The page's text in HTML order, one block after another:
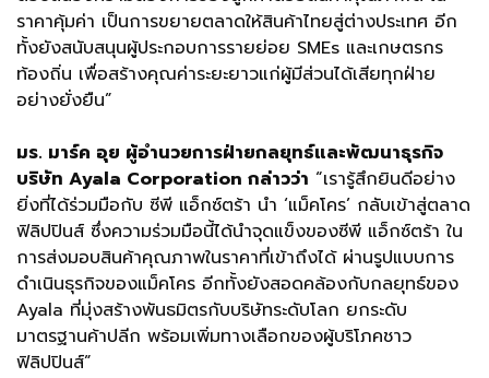
ราคาคุ้มค่า เป็นการขยายตลาดให้สินค้าไทยสู่ต่างประเทศ อีก
ทั้งยังสนับสนุนผู้ประกอบการรายย่อย SMEs และเกษตรกร
ท้องถิ่น เพื่อสร้างคุณค่าระยะยาวแก่ผู้มีส่วนได้เสียทุกฝ่าย
อย่างยั่งยืน”
มร. มาร์ค อุย ผู้อำนวยการฝ่ายกลยุทธ์และพัฒนาธุรกิจ
บริษัท Ayala Corporation กล่าวว่า “เรารู้สึกยินดีอย่าง
ยิ่งที่ได้ร่วมมือกับ ซีพี แอ็กซ์ตร้า นำ ‘แม็คโคร’ กลับเข้าสู่ตลาด
ฟิลิปปินส์ ซึ่งความร่วมมือนี้ได้นำจุดแข็งของซีพี แอ็กซ์ตร้า ใน
การส่งมอบสินค้าคุณภาพในราคาที่เข้าถึงได้ ผ่านรูปแบบการ
ดำเนินธุรกิจของแม็คโคร อีกทั้งยังสอดคล้องกับกลยุทธ์ของ
Ayala ที่มุ่งสร้างพันธมิตรกับบริษัทระดับโลก ยกระดับ
มาตรฐานค้าปลีก พร้อมเพิ่มทางเลือกของผู้บริโภคชาว
ฟิลิปปินส์”